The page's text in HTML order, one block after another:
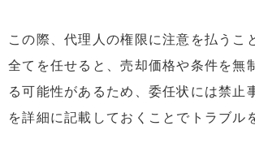
この際、代理人の権限に注意を払うこ
全てを任せると、売却価格や条件を無
る可能性があるため、委任状には禁止
を詳細に記載しておくことでトラブル